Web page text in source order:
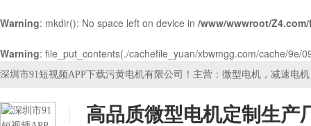
Warning: mkdir(): No space left on device in /www/wwwroot/
Warning: file_put_contents(./cachefile_yuan/xbwmgg.com/cache/
深圳市91短视频APP下载污黄电机有限公司！主营：微型电机，减速电
高品质微型电机定制生产